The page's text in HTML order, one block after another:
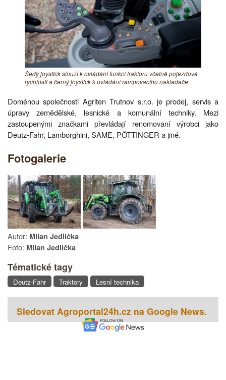
Šedý joystick slouží k ovládání funkcí traktoru včetně pojezdové
rychlosti a černý joystick k ovládání rampovacího nakladače
Doménou společnosti Agriten Trutnov s.r.o. je prodej, servis a
úpravy zemědělské, lesnické a komunální techniky. Mezi
zastoupenými značkami převládají renomovaní výrobci jako
Deutz-Fahr, Lamborghini, SAME, PÖTTINGER a jiné.
Fotogalerie
Autor: Milan Jedlička
Foto: Milan Jedlička
Tématické tagy
Deutz-Fahr Traktory Lesní technika
Sledovat Agroportal24h.cz na Google News.